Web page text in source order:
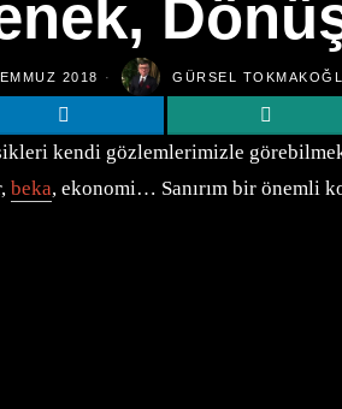
2018 GÜRSEL
kendi gözlemlerimizle
beka, ekonomi… Sanırım bir önemli